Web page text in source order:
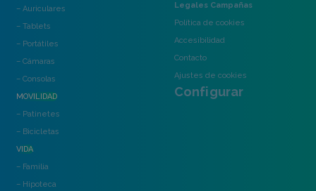
– Auriculares
– Tablets
– Portátiles
– Cámaras
– Consolas
MOVILIDAD
– Patinetes
– Bicicletas
VIDA
– Familia
– Hipoteca
Legales Campañas
Política de cookies
Accesibilidad
Contacto
Ajustes de cookies
Configurar